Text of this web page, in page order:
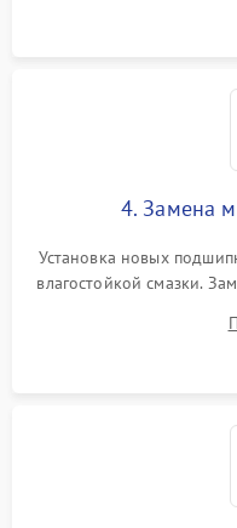
4. Замена
Установка новых
влагостойкой смазки.
или